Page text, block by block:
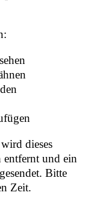
dieses
und ein
Bitte
Zeit.